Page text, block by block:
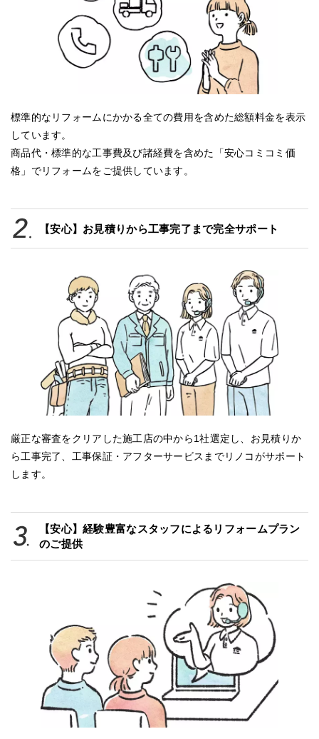
標準的なリフォームにかかる全ての費用を含めた総額料金を表示
しています。
商品代・標準的な工事費及び諸経費を含めた「安心コミコミ価
格」でリフォームをご提供しています。
【安心】お見積りから工事完了まで完全サポート
厳正な審査をクリアした施工店の中から1社選定し、お見積りか
ら工事完了、工事保証・アフターサービスまでリノコがサポート
します。
【安心】経験豊富なスタッフによるリフォームプラン
のご提供